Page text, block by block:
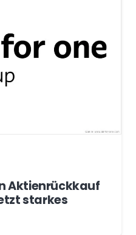
Aktienrückkauf
starkes